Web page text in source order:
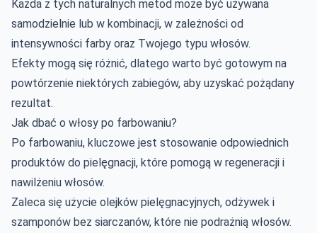
Każda z tych naturalnych metod może być używana
samodzielnie lub w kombinacji, w zależności od
intensywności farby oraz Twojego typu włosów.
Efekty mogą się różnić, dlatego warto być gotowym na
powtórzenie niektórych zabiegów, aby uzyskać pożądany
rezultat.
Jak dbać o włosy po farbowaniu?
Po farbowaniu, kluczowe jest stosowanie odpowiednich
produktów do pielęgnacji, które pomogą w regeneracji i
nawilżeniu włosów.
Zaleca się użycie olejków pielęgnacyjnych, odżywek i
szamponów bez siarczanów, które nie podrażnią włosów.